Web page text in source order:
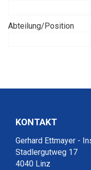
Abteilung/Position
KONTAKT
Gerhard Ettmayer -
Stadlergutweg 17
4040 Linz